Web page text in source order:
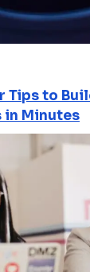
Tips to
in Minutes